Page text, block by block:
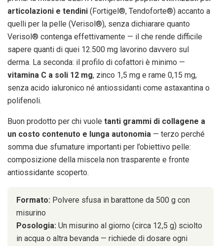
articolazioni e tendini (Fortigel®, Tendoforte®) accanto a
quelli per la pelle (Verisol®), senza dichiarare quanto
Verisol® contenga effettivamente — il che rende difficile
sapere quanti di quei 12.500 mg lavorino davvero sul
derma. La seconda: il profilo di cofattori è minimo —
vitamina C a soli 12 mg, zinco 1,5 mg e rame 0,15 mg,
senza acido ialuronico né antiossidanti come astaxantina o
polifenoli.
Buon prodotto per chi vuole tanti grammi di collagene a
un costo contenuto e lunga autonomia — terzo perché
somma due sfumature importanti per l’obiettivo pelle:
composizione della miscela non trasparente e fronte
antiossidante scoperto.
Formato: Polvere sfusa in barattone da 500 g con
misurino
Posologia: Un misurino al giorno (circa 12,5 g) sciolto
in acqua o altra bevanda — richiede di dosare ogni